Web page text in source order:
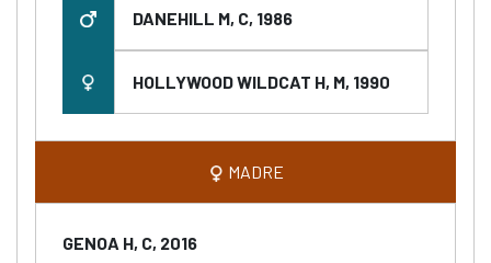
DANEHILL M, C, 1986
HOLLYWOOD WILDCAT H, M, 1990
MADRE
GENOA H, C, 2016